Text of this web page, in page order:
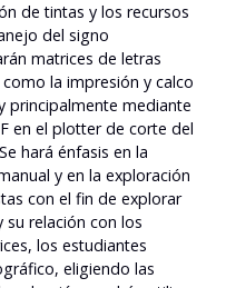
de tintas y los recursos
del signo
matrices de letras
la impresión y calco
principalmente mediante
en el plotter de corte del
hará énfasis en la
y en la exploración
con el fin de explorar
su relación con los
los estudiantes
eligiendo las